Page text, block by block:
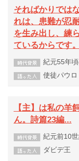
そればかりでは
れは、患難が忍
を生み出し、練
ているからです
紀元55年
使徒パウロ
【主】は私の羊
ん。詩篇23編...
紀元前10
ダビデ王